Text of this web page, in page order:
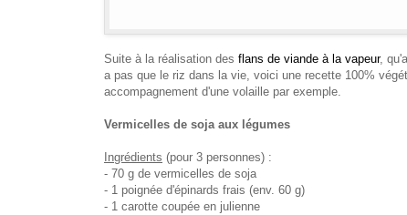
Suite à la réalisation des flans de viande à la vapeur,
a pas que le riz dans la vie, voici une recette 100%
accompagnement d'une volaille par exemple.
Vermicelles de soja aux légumes
Ingrédients (pour 3 personnes) :
- 70 g de vermicelles de soja
- 1 poignée d'épinards frais (env. 60 g)
- 1 carotte coupée en julienne